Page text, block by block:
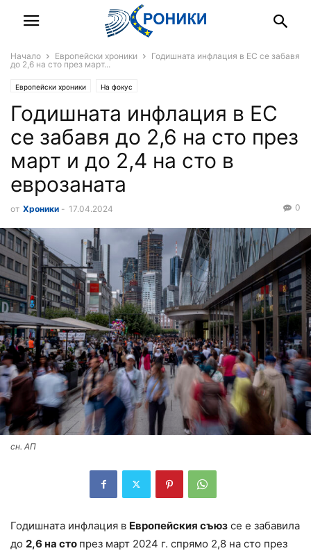
Начало Европейски хроники
Годишната инфлация в ЕС се забавя
до 2,6 на сто през март...
Европейски хроники На фокус
Годишната инфлация в ЕС
се забавя до 2,6 на сто през
март и до 2,4 на сто в
еврозаната
от Хроники - 17.04.2024 0
сн. АП
Годишната инфлация в Европейския съюз се е забавила
до 2,6 на сто през март 2024 г. спрямо 2,8 на сто през